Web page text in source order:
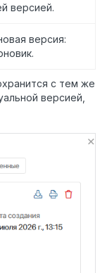
версией.
версия:
с тем же
версией,